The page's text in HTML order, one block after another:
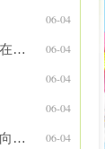
06-04
有些事，不是不在意，而是在意了又能怎样 06-04
06-04
06-04
陌上红尘爱相随，柔情只影向谁依 06-04